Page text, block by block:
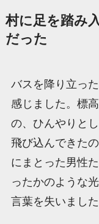
村に足を踏み
だった
バスを降り立っ
感じました。標
の、ひんやりと
飛び込んできた
にまとった男性
ったかのような
言葉を失いました